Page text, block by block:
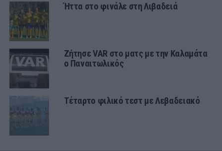
Ήττα στο φινάλε στη Λιβαδειά
Ζήτησε VAR στο ματς με την Καλαμάτα
ο Παναιτωλικός
Τέταρτο φιλικό τεστ με Λεβαδειακό